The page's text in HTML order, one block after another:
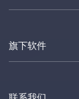
旗下软件